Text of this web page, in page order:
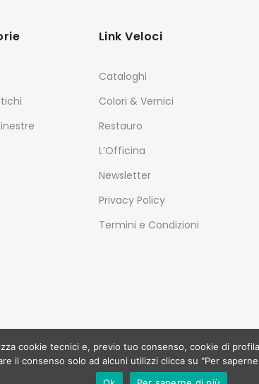
Link Veloci
Cataloghi
Colori & Vernici
Restauro
L’Officina
Newsletter
Privacy Policy
Termini e Condizioni
Copyright 2017Ruffoliall rights reserved. Powered
cookie tecnici e, previo tuo consenso, cookie di
il consenso solo ad alcuni utilizzi clicca su "Per